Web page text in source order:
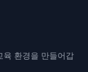
육 환경을 만들어갑